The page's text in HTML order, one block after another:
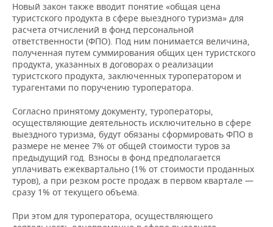
ХОККЕЙ С МЯЧОМ
ПРОИСШЕСТВИЯ
Новый закон также вводит понятие «общая цена
туристского продукта в сфере выездного туризма» для
расчета отчислений в фонд персональной
ответственности (ФПО). Под ним понимается величина,
полученная путем суммирования общих цен туристского
продукта, указанных в договорах о реализации
туристского продукта, заключенных туроператором и
турагентами по поручению туроператора.
Согласно принятому документу, туроператоры,
осуществляющие деятельность исключительно в сфере
выездного туризма, будут обязаны сформировать ФПО в
размере не менее 7% от общей стоимости туров за
предыдущий год. Взносы в фонд предполагается
уплачивать ежеквартально (1% от стоимости проданных
туров), а при резком росте продаж в первом квартале —
сразу 1% от текущего объема.
При этом для туроператора, осуществляющего